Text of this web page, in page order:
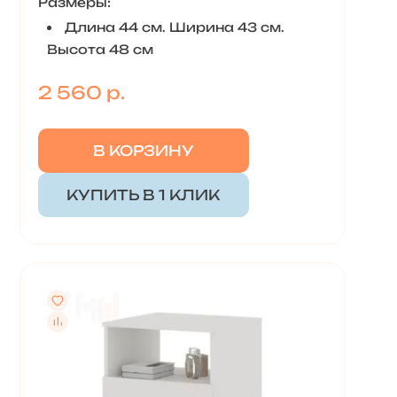
Длина 44 см. Ширина 43 см.
Высота 48 см
2 560 р.
В КОРЗИНУ
КУПИТЬ В 1 КЛИК